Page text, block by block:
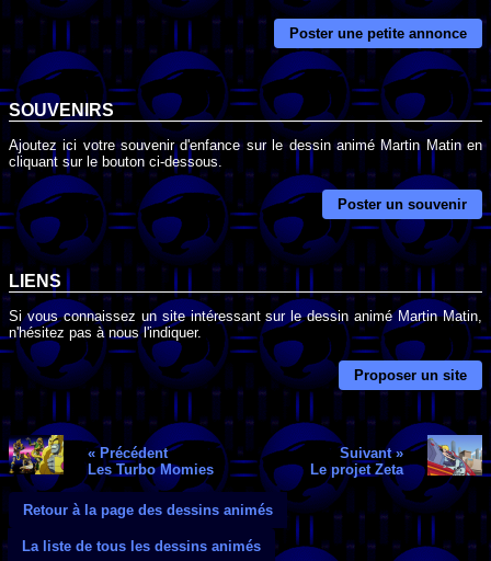
Poster une petite annonce
SOUVENIRS
Ajoutez ici votre souvenir d'enfance sur le dessin animé Martin Matin en
cliquant sur le bouton ci-dessous.
Poster un souvenir
LIENS
Si vous connaissez un site intéressant sur le dessin animé Martin Matin,
n'hésitez pas à nous l'indiquer.
Proposer un site
« Précédent
Les Turbo Momies
Suivant »
Le projet Zeta
Retour à la page des dessins animés
La liste de tous les dessins animés